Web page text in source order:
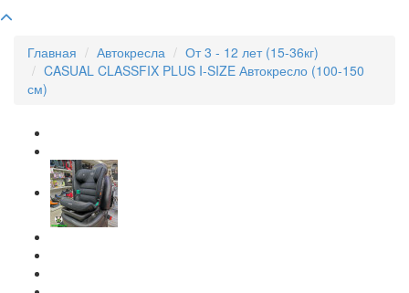
Главная Автокресла
От 3 - 12 лет (15-36кг)
CASUAL CLASSFIX PLUS I-SIZE Автокресло (100-150
см)